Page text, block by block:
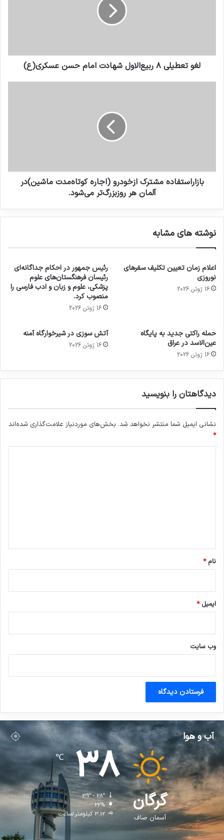
لغو تعطیلی ۸ ربیع‌الاول شهادت امام حسن عسکری(ع)
بازاراستفاده مشترک ازخودرو (اجاره کوتاه‌مدت ماشین)در
آلمان هر روزبزرگ‌تر می‌شود.
نوشته های مشابه
اعلام زمان تعیین تکلیف سفرهای
نوروزی
16 ژوئن 2026
رئیس جمهور در احکام جداگانه‌ای
رئیسان فرهنگستان‌های علوم
پزشکی، علوم و زبان و ادب فارسی را
منصوب کرد.
16 ژوئن 2026
حمله راکتی جدید به پایگاه
عین‌الاسد در عراق
16 ژوئن 2026
آتش سوزی در شیرخوارگاه آمنه
16 ژوئن 2026
دیدگاهتان را بنویسید
نشانی ایمیل شما منتشر نخواهد شد. بخش‌های موردنیاز علامت‌گذاری شده‌اند
*
نام*
ایمیل*
وب‌ سایت
آب و هوا
گرگان
آسمان صاف
38
℃
39º - 28º
22%
3.12 کیلومتر/ساعت